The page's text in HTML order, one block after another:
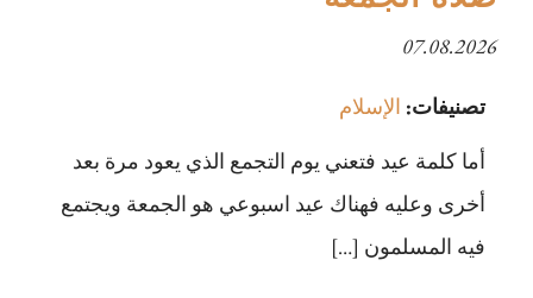
07.08.2026
تصنيفات: الإسلام
أما كلمة عيد فتعني يوم التجمع الذي يعود مرة بعد
أخرى وعليه فهناك عيد اسبوعي هو الجمعة ويجتمع
فيه المسلمون […]